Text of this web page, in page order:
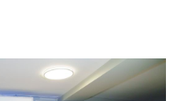
bajo la coordinación de
educación.